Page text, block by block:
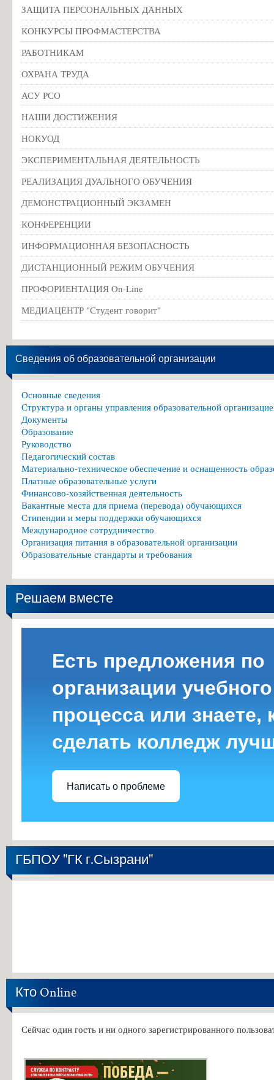
ЗАЩИТА ПЕРСОНАЛЬНЫХ ДАННЫХ
КОНКУРСЫ ПРОФМАСТЕРСТВА
РАБОТНИКАМ
ОХРАНА ТРУДА
АСУ РСО
НАШИ ДОСТИЖЕНИЯ
НОКУОД
ЭКСПЕРИМЕНТАЛЬНАЯ ДЕЯТЕЛЬНОСТЬ
РЕАЛИЗАЦИЯ ДУАЛЬНОГО ОБУЧЕНИЯ
ДЕМОНСТРАЦИОННЫЙ ЭКЗАМЕН
КОНФЕРЕНЦИИ
ИНФОРМАЦИОННАЯ БЕЗОПАСНОСТЬ
ДИСТАНЦИОННЫЙ РЕЖИМ ОБУЧЕНИЯ
ПРОФОРИЕНТАЦИЯ On-Line
МЕДИАЦЕНТР "Студент говорит"
Сведения об образовательной организации
Основные сведения
Структура и органы управления образовательной
Документы
Образование
Руководство
Педагогический состав
Материально-техническое обеспечение и оснащенность
Платные образовательные услуги
Финансово-хозяйственная деятельность
Вакантные места для приема (перевода) обучающихся
Стипендии и меры поддержки обучающихся
Международное сотрудничество
Организация питания в образовательной организации
Образовательные стандарты и требования
Решаем вместе
Есть предложения по
организации учебного
процесса или знаете,
сделать колледж
Написать о проблеме
ГБПОУ "ГК г.Сызрани"
Кто Online
Сейчас один гость и ни одного зарегистрированного